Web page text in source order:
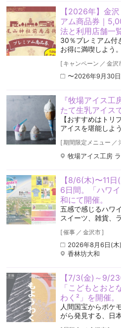
【2026年】金
アム商品券｜
法と利用店舗一
30％プレミアム付
お得に満喫しよう。
[ キャンペーン ／ 金沢
〜2026年9月30
『牧場アイス工
たて生乳アイス
【おすすめはトリ
アイスを堪能しよう
[期間限定メニュー ／
牧場アイス工房
【8/6(木)〜11
6日間。「ハワ
和にて開催。
五感で感じるハワ
スイーツ、雑貨、
[催事 ／ 金沢市]
2026年8月6日(木
香林坊大和
【7/3(金)～9/
「こどもとお
わく²」を開催。
人間国宝からポケ
がら発見する、日